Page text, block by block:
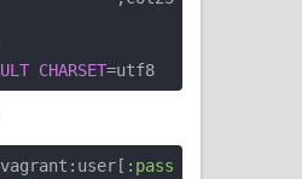
CHARSET
:pass